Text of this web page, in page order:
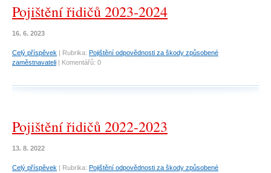
Pojištění řidičů 2023-2024
16. 6. 2023
Celý příspěvek | Rubrika: Pojištění odpovědnosti za škody způsobené
zaměstnavateli | Komentářů: 0
Pojištění řidičů 2022-2023
13. 8. 2022
Celý příspěvek | Rubrika: Pojištění odpovědnosti za škody způsobené